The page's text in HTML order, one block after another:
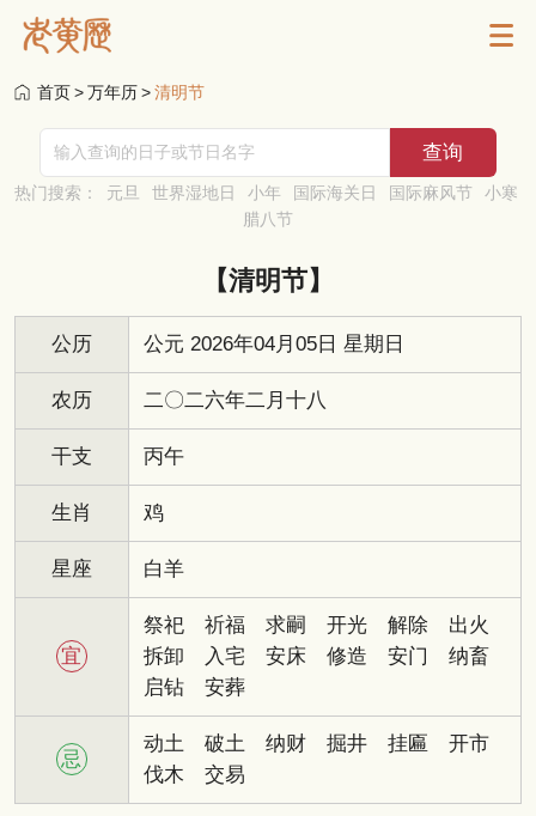
首页>万年历>清明节
热门搜索： 元旦 世界湿地日 小年 国际海关日 国际麻风节
小寒
腊八节
【清明节】
公历 公元 2026年04月05日 星期日
农历 二〇二六年二月十八
干支 丙午
生肖 鸡
星座 白羊
宜
祭祀 祈福 求嗣 开光 解除
出火
拆卸
入宅 安床 修造 安门
纳畜
启钻
安葬
忌
动土 破土 纳财 掘井 挂匾
开市
伐木
交易